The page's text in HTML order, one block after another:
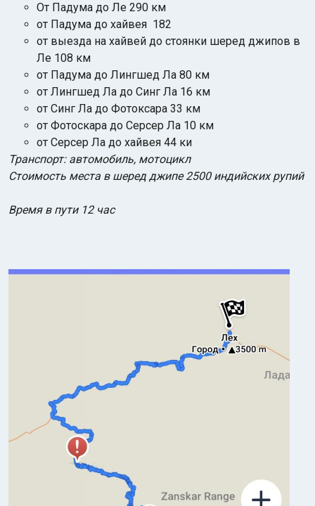
От Падума до Ле 290 км
от Падума до хайвея 182
от выезда на хайвей до стоянки шеред джипов в
Ле 108 км
от Падума до Лингшед Ла 80 км
от Лингшед Ла до Синг Ла 16 км
от Синг Ла до Фотоксара 33 км
от Фотоскара до Серсер Ла 10 км
от Серсер Ла до хайвея 44 ки
Транспорт: автомобиль, мотоцикл
Стоимость места в шеред джипе 2500 индийских рупий
Время в пути 12 час